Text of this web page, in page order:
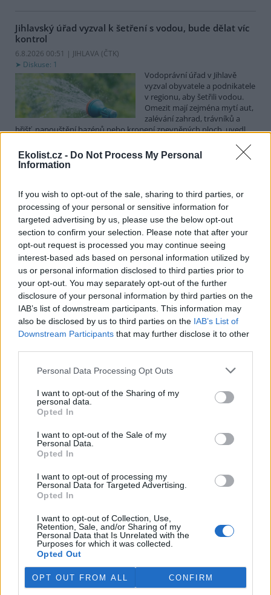
Ekolist.cz - Do Not Process My Personal
Information
If you wish to opt-out of the sale, sharing to third parties, or
processing of your personal or sensitive information for
targeted advertising by us, please use the below opt-out
section to confirm your selection. Please note that after your
opt-out request is processed you may continue seeing
interest-based ads based on personal information utilized by
us or personal information disclosed to third parties prior to
your opt-out. You may separately opt-out of the further
disclosure of your personal information by third parties on the
IAB’s list of downstream participants. This information may
also be disclosed by us to third parties on the IAB’s List of
Downstream Participants that may further disclose it to other
Personal Data Processing Opt Outs
I want to opt-out of the Sharing of my
personal data.
Opted In
I want to opt-out of the Sale of my
Personal Data.
Opted In
I want to opt-out of processing my
Personal Data for Targeted Advertising.
Opted In
I want to opt-out of Collection, Use,
Retention, Sale, and/or Sharing of my
Personal Data that Is Unrelated with the
Purposes for which it was collected.
Opted Out
OPT OUT FROM ALL CONFIRM
Jihlavský úřad vyzval k šetření s vodou, bude dělat víc
kontrol
6.8.2026 00:51 | JIHLAVA (ČTK)
Diskuse: 1
Vodoprávní úřad v Jihlavě
vyzval obyvatele a podnikatele
v regionu, aby šetřili vodou.
Omezit mají zejména mytí aut,
zalévání zahrad, trávníků a
hřišť, napouštění bazénů nebo kropení zpevněných ploch, uvedl
kontrolovat povolené odběry. Výzva k šetření vodou platí pro
všechny obce spadající pod Jihlavu jako obec s rozšířenou
Celníci odhalili gang překupníků papoušků, zajistili
stovku ptáků
5.8.2026 20:13 (ČTK)
Celníci odhalili gang
překupníků chráněných druhů
papoušků působící v několika
krajích a zajistili asi stovku
ptáků. S odchytem a
zajištěním zvířat celníkům pomohly zoo v Praze, Zlíně a Ostravě. V
ostravské zahradě také papoušci nalezli dočasné útočiště. V
tiskové zprávě nawebucelníků to oznámila mluvčí Celní správy ČR
Martina Kaňková. Případem se zabývá policie.
Island vyhostí aktivisty bojující proti lovu velryb,
pronásledovali velrybáře
5.8.2026 19:54 ( ČTK)
Islandské úřady nařídily
poté, co minulý týden
pobřežní stráž s policií zabavily
jejich loď, která pronásledovala velrybářské plavidlo. Pasažéři lodi
Watsona jsou od té doby zadržováni v Reykjavíku. Sám Watson na
palubě nebyl. Píše o tom agentura AFP s odvoláním na islandskou
policii.
Záchranná stanice v Praze přijímá kvůli vedrům více
volně žijících zvířat
5.8.2026 17:40 | PRAHA (
Kvůli vysokým letním
teplotám pracovníci pražské
záchranné stanice pro volně